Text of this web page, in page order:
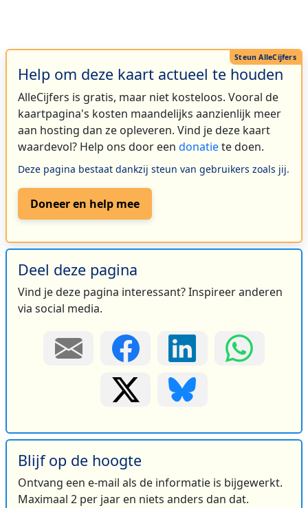
Help om deze kaart actueel te houden
AlleCijfers is gratis, maar niet kosteloos. Vooral de
kaartpagina's kosten maandelijks aanzienlijk meer
aan hosting dan ze opleveren. Vind je deze kaart
waardevol? Help ons door een donatiete doen.
Deze pagina bestaat dankzij steun van gebruikers zoals jij.
Doneer en help mee
Deel deze pagina
Vind je deze pagina interessant? Inspireer anderen
via social media.
Blijf op de hoogte
Ontvang een e-mail als de informatie is bijgewerkt.
Maximaal 2 per jaar en niets anders dan dat.